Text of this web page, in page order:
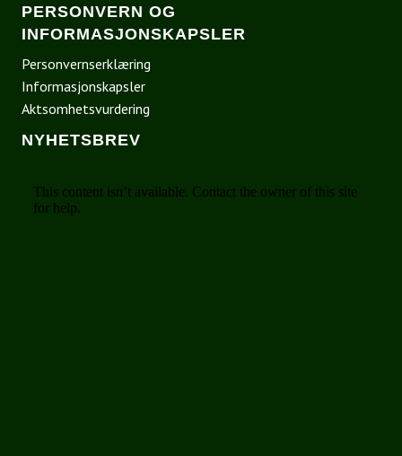
PERSONVERN OG
INFORMASJONSKAPSLER
Personvernserklæring
Informasjonskapsler
Aktsomhetsvurdering
NYHETSBREV